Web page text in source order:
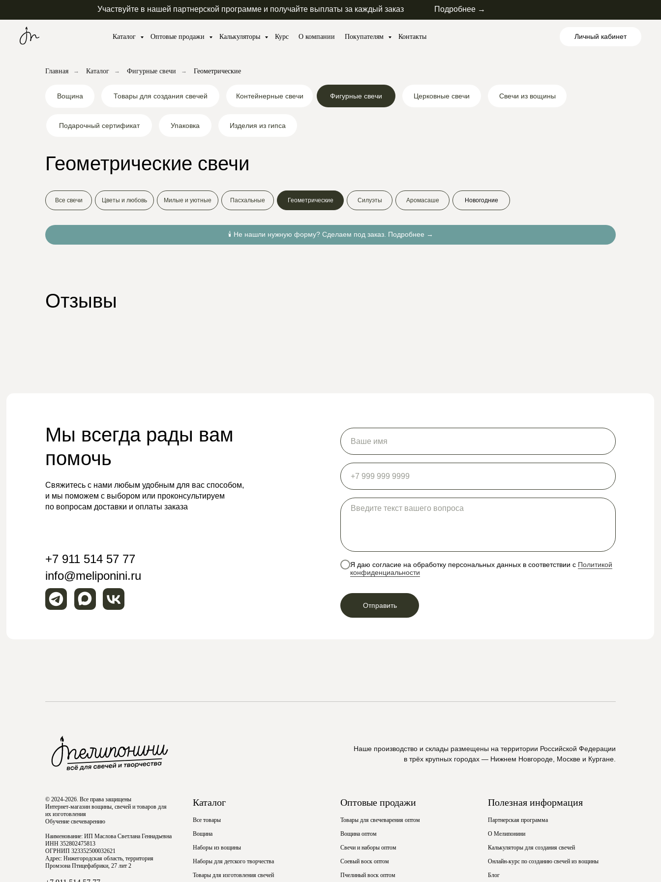
Участвуйте в нашей партнерской программе и получайте выплаты за каждый заказ Подробнее →
Каталог Оптовые продажи Калькуляторы Курс О компании Покупателям Контакты Личный кабинет
Главная → Каталог → Фигурные свечи → Геометрические
Вощина Товары для создания свечей
Подарочный сертификат Упаковка Изделия из гипса
Фигурные свечи Церковные свечи
Контейнерные свечи Свечи из вощины
Геометрические свечи
Цветы и любовь Новогодние
Аромасаше
Все свечи Силуэты
Геометрические
Пасхальные
Милые и уютные
🕯️ Не нашли нужную форму? Сделаем под заказ. Подробнее →
Отзывы
Мы всегда рады вам
помочь
Свяжитесь с нами любым удобным для вас способом,
и мы поможем с выбором или проконсультируем
по вопросам доставки и оплаты заказа
+7 911 514 57 77
info@meliponini.ru
Я даю согласие на обработку персональных данных в соответствии с Политикой
конфиденциальности
Отправить
Наше производство и склады размещены на территории Российской Федерации
в трёх крупных городах — Нижнем Новгороде, Москве и Кургане.
© 2024-2026. Все права защищены
Интернет-магазин вощины, свечей и товаров для
их изготовления
Обучение свечеварению
Наименование: ИП Маслова Светлана Геннадьевна
ИНН 352802475813
ОГРНИП 323352500032621
Адрес: Нижегородская область, территория
Промзона Птицефабрики, 27 лит 2
Каталог
Все товары
Вощина
Наборы из вощины
Наборы для детского творчества
Товары для изготовления свечей
Оптовые продажи
Товары для свечеварения оптом
Вощина оптом
Свечи и наборы оптом
Соевый воск оптом
Пчелиный воск оптом
Полезная информация
Партнерская программа
О Мелипонини
Калькуляторы для создания свечей
Онлайн-курс по созданию свечей из вощины
Блог